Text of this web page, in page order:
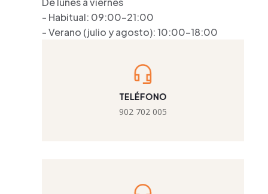
- Habitual: 09:00-21:00
- Verano (julio y agosto): 10:00-18:00
TELÉFONO
902 702 005